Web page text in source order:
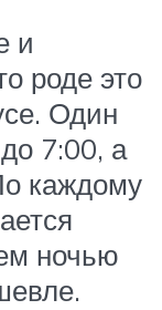
и
роде это
Один
7:00, а
каждому
ночью